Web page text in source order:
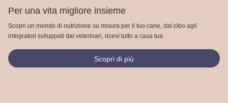
Per una vita migliore insieme
Scopri un mondo di nutrizione su misura per il tuo cane, dal cibo agli
integratori sviluppati dai veterinari, ricevi tutto a casa tua.
Scopri di più